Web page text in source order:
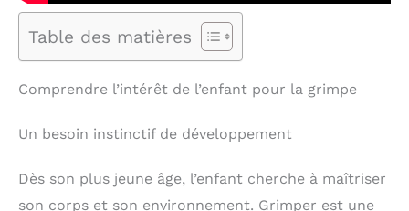
Table des matières
Comprendre l’intérêt de l’enfant pour la grimpe
Un besoin instinctif de développement
Dès son plus jeune âge, l’enfant cherche à maîtriser
son corps et son environnement. Grimper est une